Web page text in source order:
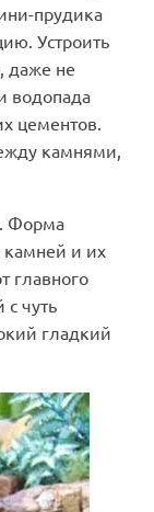
прудика
Устроить
даже не
водопада
цементов.
камнями,
Форма
камней и их
главного
чуть
гладкий